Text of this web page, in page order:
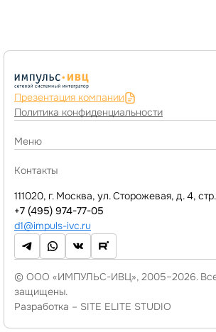
Презентация компании
Политика конфиденциальности
Меню
О компании
Услуги
Новости
База знаний
Акции и скидки
Отзывы
Контакты
111020, г. Москва, ул. Сторожевая, д. 4, стр.
+7 (495) 974-77-05
d1@impuls-ivc.ru
© ООО «ИМПУЛЬС-ИВЦ», 2005–2026.
защищены.
Разработка – SITE ELITE STUDIO